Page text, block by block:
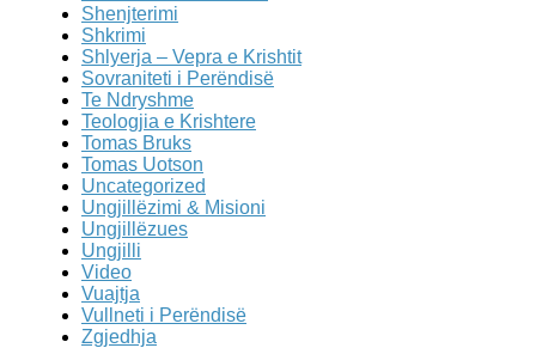
Shenjterimi
Shkrimi
Shlyerja – Vepra e Krishtit
Sovraniteti i Perëndisë
Te Ndryshme
Teologjia e Krishtere
Tomas Bruks
Tomas Uotson
Uncategorized
Ungjillëzimi & Misioni
Ungjillëzues
Ungjilli
Video
Vuajtja
Vullneti i Perëndisë
Zgjedhja